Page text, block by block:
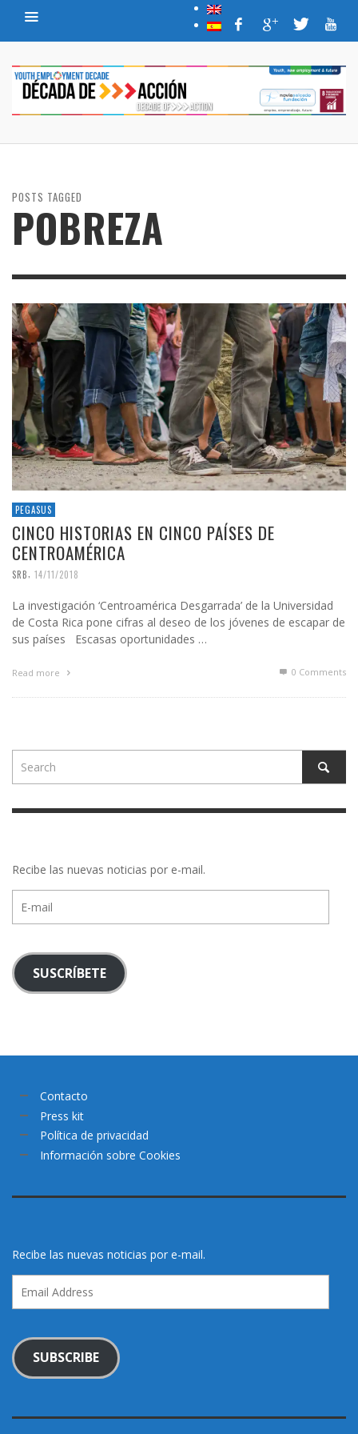
POSTS TAGGED
POBREZA
PEGASUS
CINCO HISTORIAS EN CINCO PAÍSES DE
CENTROAMÉRICA
SRB, 14/11/2018
La investigación ‘Centroamérica Desgarrada’ de la Universidad
de Costa Rica pone cifras al deseo de los jóvenes de escapar de
sus países Escasas oportunidades …
Read more 0 Comments
Recibe las nuevas noticias por e-mail.
mail
SUSCRÍBETE
Contacto
Press kit
Política de privacidad
Información sobre Cookies
Recibe las nuevas noticias por e-mail.
Address
SUBSCRIBE